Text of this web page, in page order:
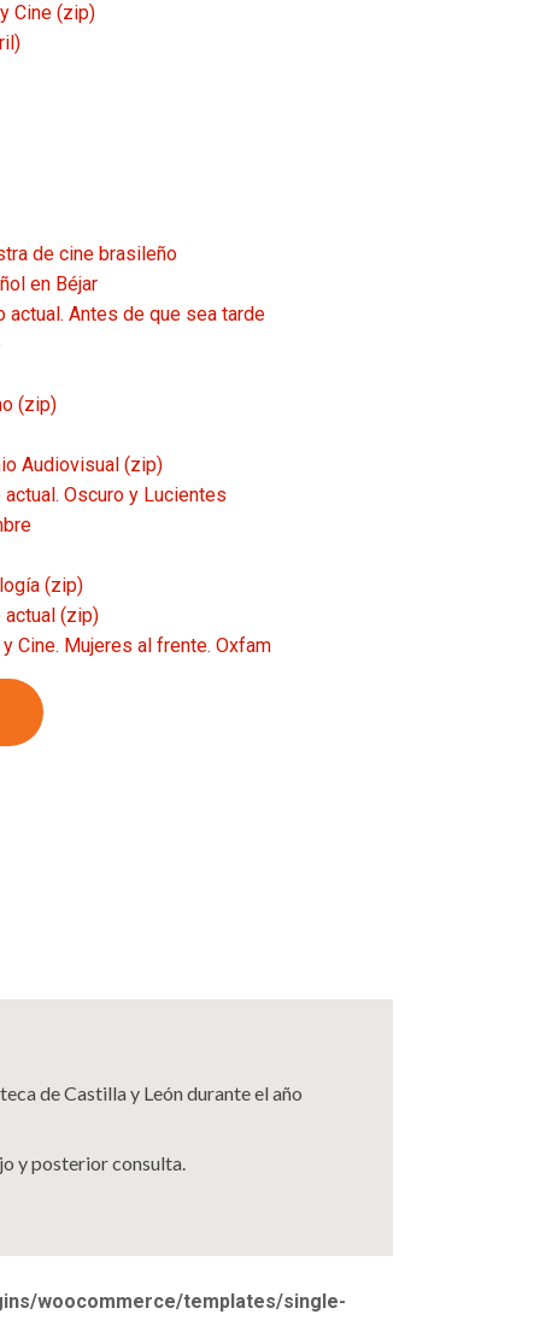
Cine (zip)
de cine brasileño
en Béjar
actual. Antes de que sea tarde
(zip)
Audiovisual (zip)
Oscuro y Lucientes
(zip)
actual (zip)
Cine. Mujeres al frente. Oxfam
de Castilla y León durante el año
y posterior consulta.
woocommerce/templates/single-